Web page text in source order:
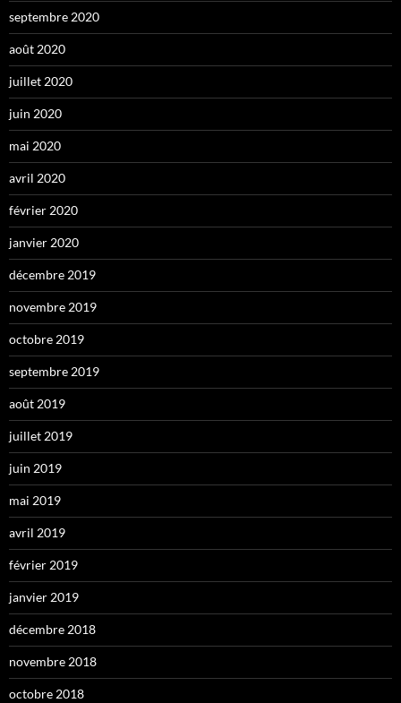
septembre 2020
août 2020
juillet 2020
juin 2020
mai 2020
avril 2020
février 2020
janvier 2020
décembre 2019
novembre 2019
octobre 2019
septembre 2019
août 2019
juillet 2019
juin 2019
mai 2019
avril 2019
février 2019
janvier 2019
décembre 2018
novembre 2018
octobre 2018